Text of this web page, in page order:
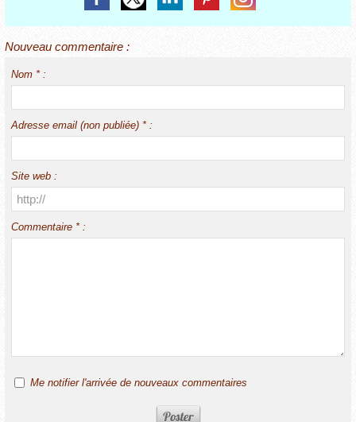
Nouveau commentaire :
Nom * :
Adresse email (non publiée) * :
Site web :
Commentaire * :
Me notifier l'arrivée de nouveaux commentaires